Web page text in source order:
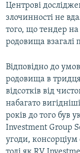
Центрові
злочинності не
того, що тендер на
родовища взагалі
Відповідно до
родовища в
відсотків від
набагато
років до того був
Investment Group
угоди, консорціум